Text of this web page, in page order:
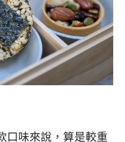
口味來說，算是較重